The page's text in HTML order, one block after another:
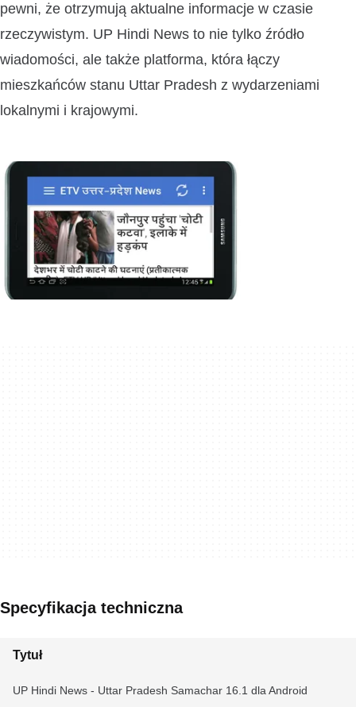
pewni, że otrzymują aktualne informacje w czasie
rzeczywistym. UP Hindi News to nie tylko źródło
wiadomości, ale także platforma, która łączy
mieszkańców stanu Uttar Pradesh z wydarzeniami
lokalnymi i krajowymi.
Specyfikacja techniczna
Tytuł
UP Hindi News - Uttar Pradesh Samachar 16.1 dla Android